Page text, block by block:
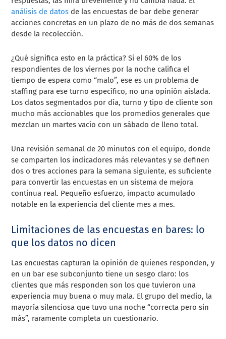
análisis de datos de las encuestas de bar debe generar
acciones concretas en un plazo de no más de dos semanas
desde la recolección.
¿Qué significa esto en la práctica? Si el 60% de los
respondientes de los viernes por la noche califica el
tiempo de espera como “malo”, ese es un problema de
staffing para ese turno específico, no una opinión aislada.
Los datos segmentados por día, turno y tipo de cliente son
mucho más accionables que los promedios generales que
mezclan un martes vacío con un sábado de lleno total.
Una revisión semanal de 20 minutos con el equipo, donde
se comparten los indicadores más relevantes y se definen
dos o tres acciones para la semana siguiente, es suficiente
para convertir las encuestas en un sistema de mejora
continua real. Pequeño esfuerzo, impacto acumulado
notable en la experiencia del cliente mes a mes.
Limitaciones de las encuestas en bares: lo
que los datos no dicen
Las encuestas capturan la opinión de quienes responden, y
en un bar ese subconjunto tiene un sesgo claro: los
clientes que más responden son los que tuvieron una
experiencia muy buena o muy mala. El grupo del medio, la
mayoría silenciosa que tuvo una noche “correcta pero sin
más”, raramente completa un cuestionario.